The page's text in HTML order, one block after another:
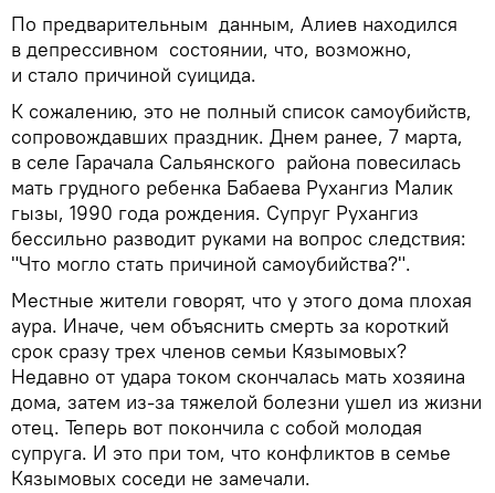
По предварительным данным, Алиев находился
в депрессивном состоянии, что, возможно,
и стало причиной суицида.
К сожалению, это не полный список самоубийств,
сопровождавших праздник. Днем ранее, 7 марта,
в селе Гарачала Сальянского района повесилась
мать грудного ребенка Бабаева Рухангиз Малик
гызы, 1990 года рождения. Супруг Рухангиз
бессильно разводит руками на вопрос следствия:
"Что могло стать причиной самоубийства?".
Местные жители говорят, что у этого дома плохая
аура. Иначе, чем объяснить смерть за короткий
срок сразу трех членов семьи Кязымовых?
Недавно от удара током скончалась мать хозяина
дома, затем из-за тяжелой болезни ушел из жизни
отец. Теперь вот покончила с собой молодая
супруга. И это при том, что конфликтов в семье
Кязымовых соседи не замечали.